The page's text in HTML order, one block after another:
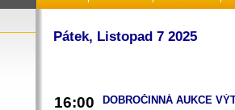
Pátek, Listopad 7 2025
16:00 DOBROČINNÁ AUKCE